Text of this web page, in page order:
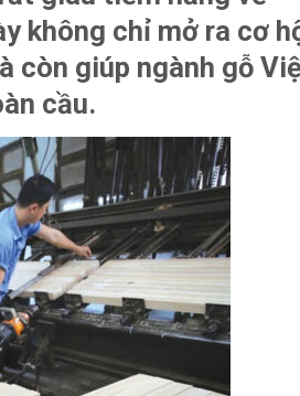
không chỉ mở ra cơ
còn giúp ngành gỗ
cầu.